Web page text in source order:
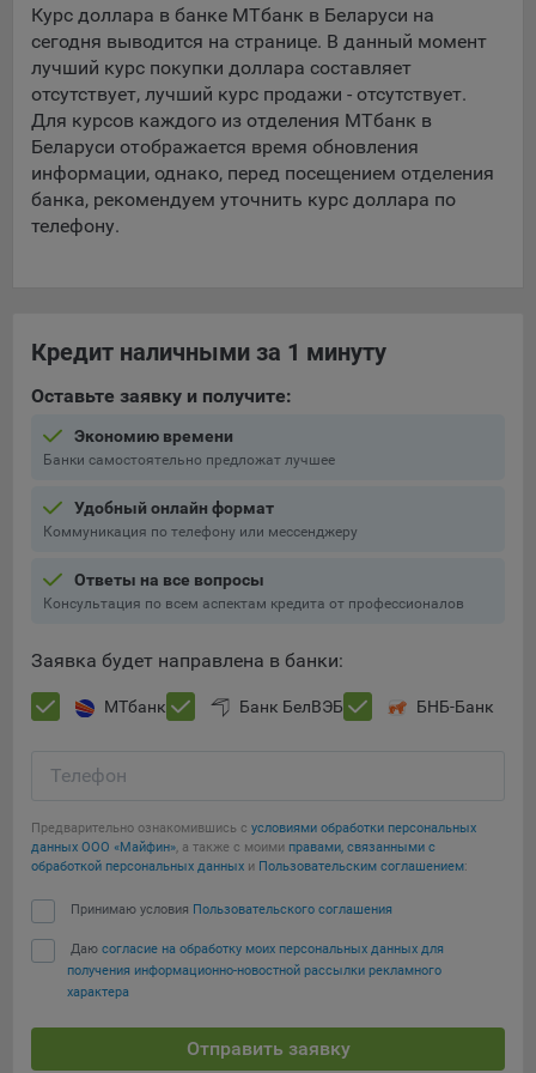
5.4. Создание и предоставление персонализированной
рекламы пользователю.
9.1. Технические (обязательные) файлы cookie, например,
применяемые при регистрации либо входе в систему, или
для оставления отзыва либо комментария. Данные файлы
cookie используются в целях обеспечения корректной
работы сайтов и полноценного использования его
функционала пользователем, не могут быть отключены в
определяющие имя пользователя. Данные файлы cookie
используются для обеспечения работы некоторых
дополнительных функций сайтов, например, для хранения
пользователя или выбора языка, и для предотвращения
повторных прохождений опросов пользователями.
пользователей с сайтом.
выборе пользователя на сайте и его предпочтениях и
позволяют Обществу «запомнить» информацию о
выбранном пользователем городе и других местных
настраивать сайт.
Яндекс.Метрика, Google Analytics. Данные файлы cookie
собирают информацию о том, как пользователь
улучшения.
Аналитические файлы cookie показывают, какие страницы
сайта Общества посещаются чаще всего, помогают
сайта, а также позволяют оценить эффективность
рекламы. Благодаря этому у Общества есть возможность
Сохранить мои изменения
Сохранить по умолчанию
Курс доллара в банке МТбанк в Беларуси на
сегодня выводится на странице. В данный момент
лучший курс покупки доллара составляет
отсутствует, лучший курс продажи - отсутствует.
Для курсов каждого из отделения МТбанк в
Беларуси отображается время обновления
информации, однако, перед посещением отделения
банка, рекомендуем уточнить курс доллара по
телефону.
Кредит наличными за 1 минуту
Оставьте заявку и получите:
Экономию времени
Банки самостоятельно предложат лучшее
Удобный онлайн формат
Коммуникация по телефону или мессенджеру
Ответы на все вопросы
Консультация по всем аспектам кредита от профессионалов
Заявка будет направлена в банки:
МТбанк Банк БелВЭБ БНБ-Банк
Телефон
Предварительно ознакомившись с условиями обработки персональных
данных ООО «Майфин», а также с моими правами, связанными с
обработкой персональных данных и Пользовательским соглашением:
Принимаю условия Пользовательского соглашения
Даю согласие на обработку моих персональных данных для
получения информационно-новостной рассылки рекламного
характера
Отправить заявку